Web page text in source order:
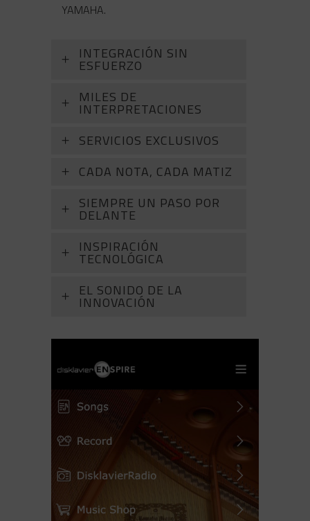
YAMAHA.
INTEGRACIÓN SIN
ESFUERZO
MILES DE
INTERPRETACIONES
SERVICIOS EXCLUSIVOS
CADA NOTA, CADA MATIZ
SIEMPRE UN PASO POR
DELANTE
INSPIRACIÓN
TECNOLÓGICA
EL SONIDO DE LA
INNOVACIÓN